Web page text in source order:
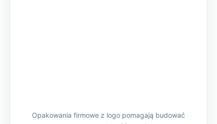
Opakowania firmowe z logo pomagają budować